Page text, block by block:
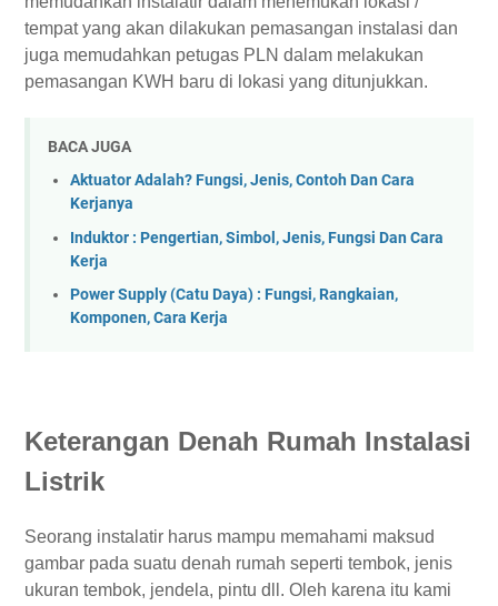
tempat yang akan dilakukan pemasangan instalasi dan
juga memudahkan petugas PLN dalam melakukan
pemasangan KWH baru di lokasi yang ditunjukkan.
BACA JUGA
Aktuator Adalah? Fungsi, Jenis, Contoh Dan Cara
Kerjanya
Induktor : Pengertian, Simbol, Jenis, Fungsi Dan Cara
Kerja
Power Supply (Catu Daya) : Fungsi, Rangkaian,
Komponen, Cara Kerja
Keterangan Denah Rumah Instalasi
Listrik
Seorang instalatir harus mampu memahami maksud
gambar pada suatu denah rumah seperti tembok, jenis
ukuran tembok, jendela, pintu dll. Oleh karena itu kami